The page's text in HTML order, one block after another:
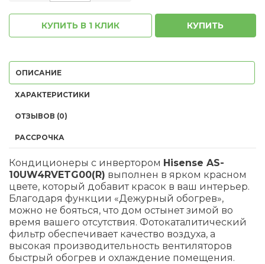
КУПИТЬ В 1 КЛИК КУПИТЬ
ОПИСАНИЕ
ХАРАКТЕРИСТИКИ
ОТЗЫВОВ (0)
РАССРОЧКА
Кондиционеры с инвертором Hisense AS-
10UW4RVETG00(R) выполнен в ярком красном
цвете, который добавит красок в ваш интерьер.
Благодаря функции «Дежурный обогрев»,
можно не бояться, что дом остынет зимой во
время вашего отсутствия. Фотокаталитический
фильтр обеспечивает качество воздуха, а
высокая производительность вентиляторов
быстрый обогрев и охлаждение помещения.